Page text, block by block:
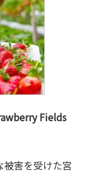
Fields
害を受けた宮